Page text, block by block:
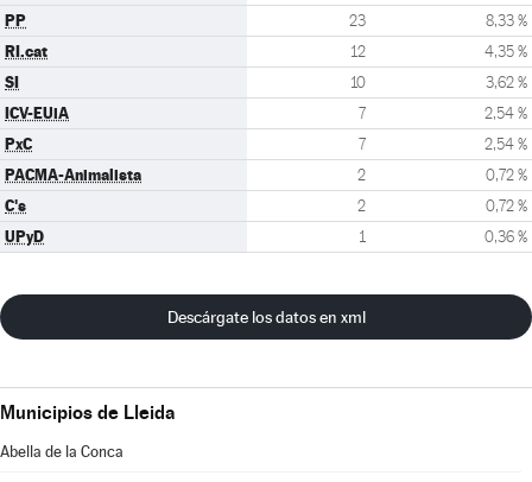
PP 23 8,33 %
RI.cat 12 4,35 %
SI 10 3,62 %
ICV-EUiA 7 2,54 %
PxC 7 2,54 %
PACMA-Animalista 2 0,72 %
C's 2 0,72 %
UPyD 1 0,36 %
Descárgate los datos en xml
Municipios de Lleida
Abella de la Conca